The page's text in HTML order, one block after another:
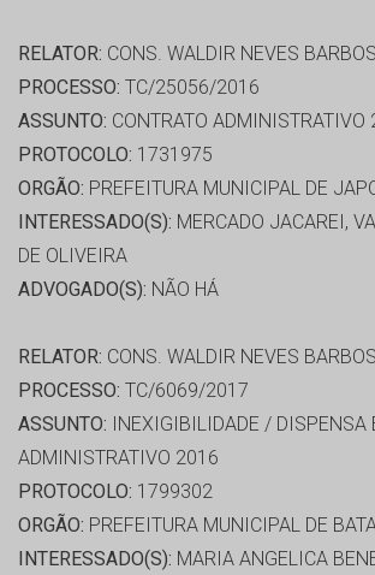
RELATOR: CONS. WALDIR NEVES
PROCESSO: TC/25056/2016
ASSUNTO: CONTRATO ADMINISTRATIVO
PROTOCOLO: 1731975
ORGÃO: PREFEITURA MUNICIPAL DE
INTERESSADO(S): MERCADO JACAREI,
DE OLIVEIRA
ADVOGADO(S): NÃO HÁ
RELATOR: CONS. WALDIR NEVES
PROCESSO: TC/6069/2017
ASSUNTO: INEXIGIBILIDADE / DISPENSA
ADMINISTRATIVO 2016
PROTOCOLO: 1799302
ORGÃO: PREFEITURA MUNICIPAL DE
INTERESSADO(S): MARIA ANGELICA